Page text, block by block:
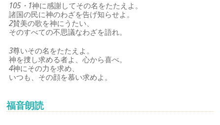
105・1神に感謝してその名をたたえよ。
諸国の民に神のわざを告げ知らせよ。
2賛美の歌を神にうたい、
そのすべての不思議なわざを語れ。
3尊いその名をたたえよ。
神を捜し求める者よ、心から喜べ。
4神にその力を求め、
いつも、その顔を慕い求めよ。
福音朗読